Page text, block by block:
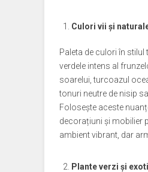
Culori vii și
Paleta de culori în
verdele intens al
soarelui, turcoazul
tonuri neutre de nisip
Folosește aceste
decorațiuni și mobilier
ambient vibrant, dar
Plante verzi și